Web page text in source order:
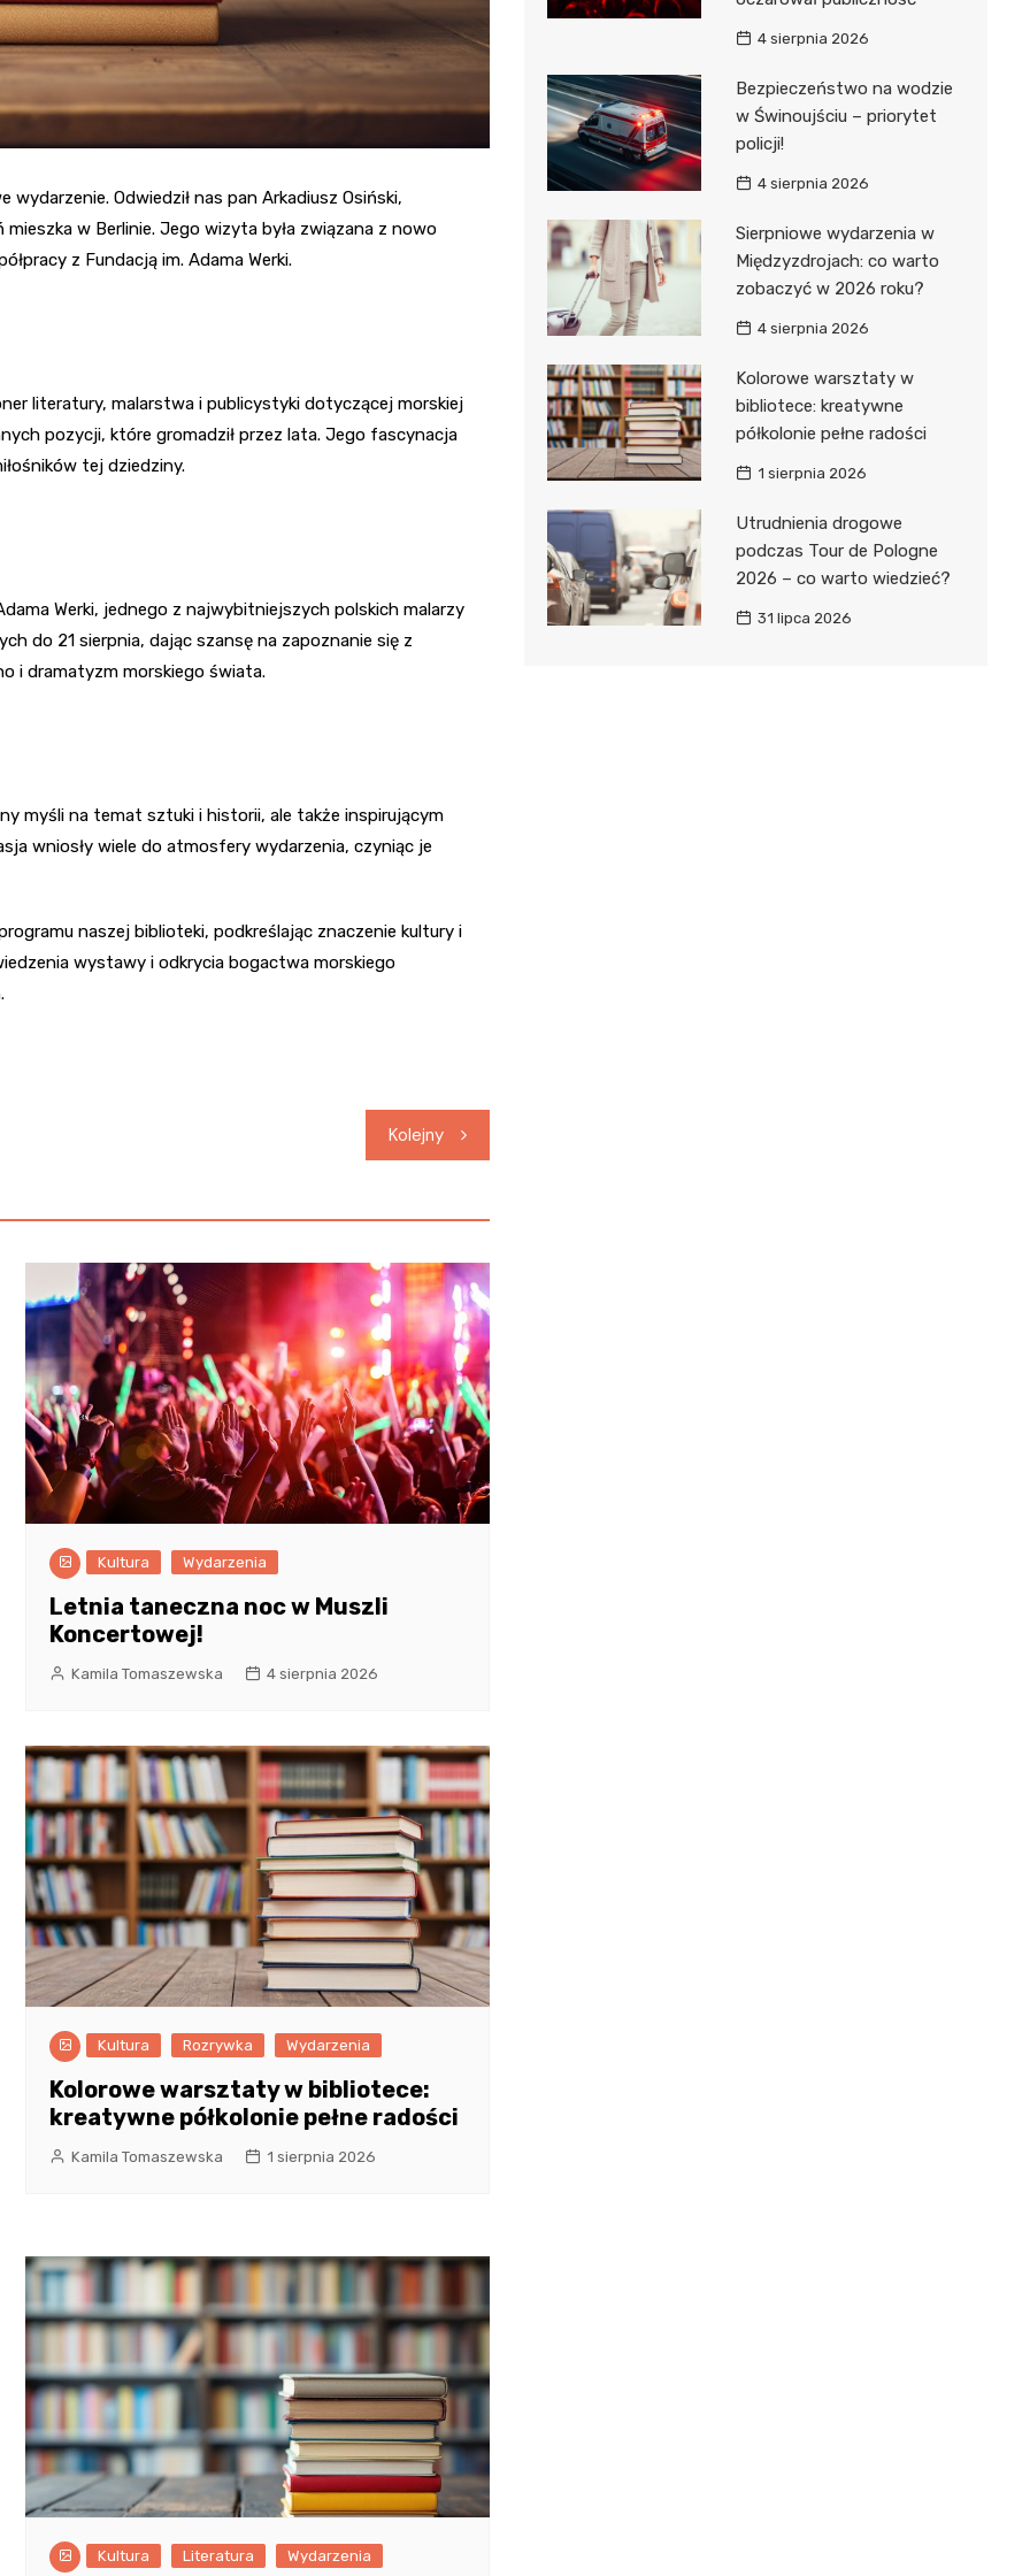
Odwiedził nas pan Arkadiusz Osiński,
w Berlinie. Jego wizyta była związana z nowo
z Fundacją im. Adama Werki.
literatury, malarstwa i publicystyki dotyczącej morskiej
pozycji, które gromadził przez lata. Jego fascynacja
tej dziedziny.
Werki, jednego z najwybitniejszych polskich malarzy
do 21 sierpnia, dając szansę na zapoznanie się z
i dramatyzm morskiego świata.
myśli na temat sztuki i historii, ale także inspirującym
wniosły wiele do atmosfery wydarzenia, czyniąc je
naszej biblioteki, podkreślając znaczenie kultury i
wystawy i odkrycia bogactwa morskiego
Kolejny
Kultura Wydarzenia
Letnia taneczna noc w Muszli
Koncertowej!
Kamila Tomaszewska 4 sierpnia 2026
Kultura Rozrywka Wydarzenia
Kolorowe warsztaty w bibliotece:
kreatywne półkolonie pełne radości
Kamila Tomaszewska 1 sierpnia 2026
Kultura Literatura Wydarzenia
4 sierpnia 2026
Bezpieczeństwo na wodzie
w Świnoujściu – priorytet
policji!
4 sierpnia 2026
Sierpniowe wydarzenia w
Międzyzdrojach: co warto
zobaczyć w 2026 roku?
4 sierpnia 2026
Kolorowe warsztaty w
bibliotece: kreatywne
półkolonie pełne radości
1 sierpnia 2026
Utrudnienia drogowe
podczas Tour de Pologne
2026 – co warto wiedzieć?
31 lipca 2026